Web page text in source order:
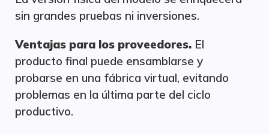
sin grandes pruebas ni inversiones.
Ventajas para los proveedores. El
producto final puede ensamblarse y
probarse en una fábrica virtual, evitando
problemas en la última parte del ciclo
productivo.